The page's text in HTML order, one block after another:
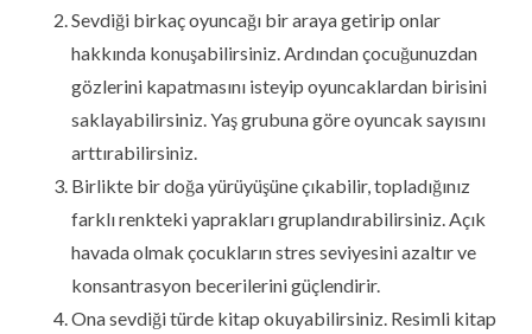
Sevdiği birkaç oyuncağı bir araya getirip onlar
hakkında konuşabilirsiniz. Ardından çocuğunuzdan
gözlerini kapatmasını isteyip oyuncaklardan birisini
saklayabilirsiniz. Yaş grubuna göre oyuncak sayısını
arttırabilirsiniz.
Birlikte bir doğa yürüyüşüne çıkabilir, topladığınız
farklı renkteki yaprakları gruplandırabilirsiniz. Açık
havada olmak çocukların stres seviyesini azaltır ve
konsantrasyon becerilerini güçlendirir.
Ona sevdiği türde kitap okuyabilirsiniz. Resimli kitap